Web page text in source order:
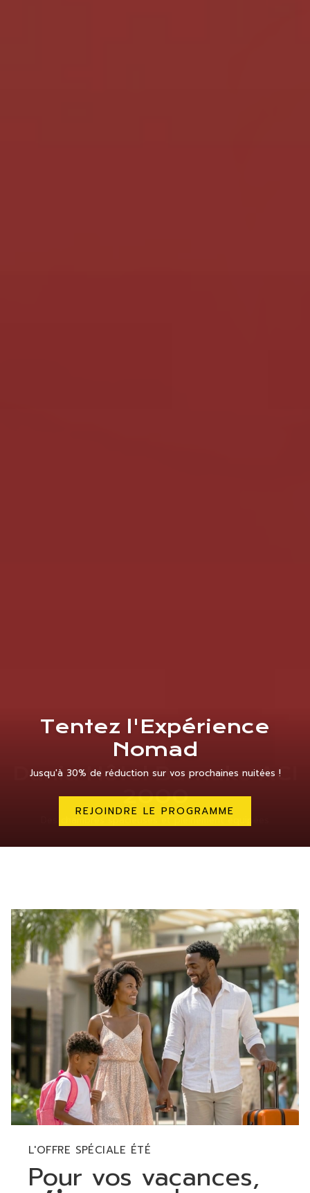
Tentez l'Expérience
Nomad
Jusqu'à 30% de réduction sur vos prochaines nuitées !
REJOINDRE LE PROGRAMME
Dunia Hôtel Bamako ACI
2000
Dunia Hôtel Bamako ACI
2000
diaporama
dessus
sera
actualisé
en
cliquant
sur
les
liens
suivants
L'OFFRE SPÉCIALE ÉTÉ
Pour vos vacances,